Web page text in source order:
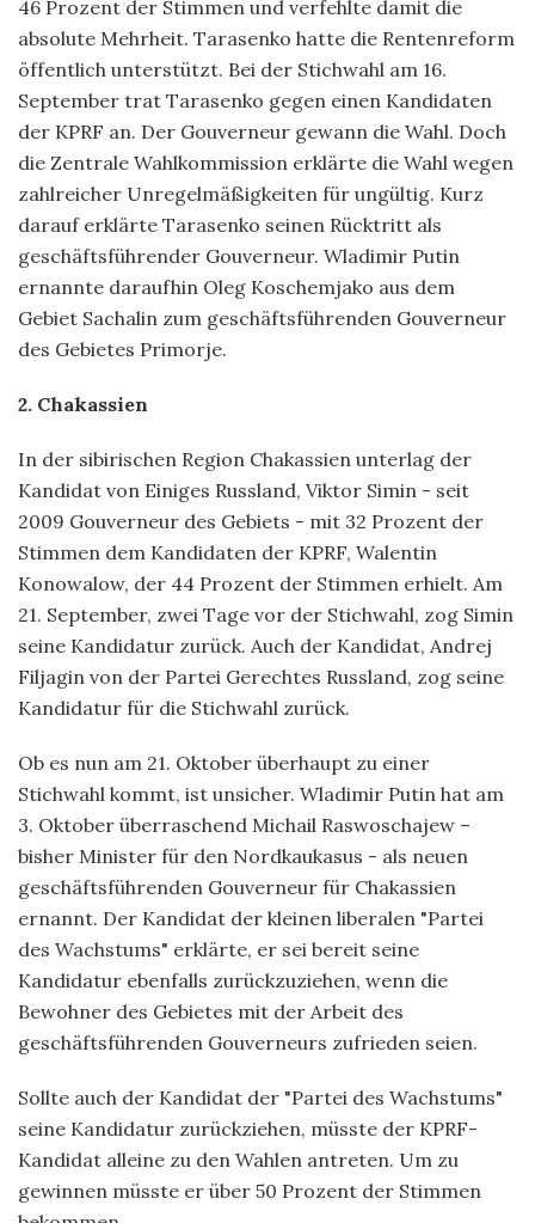
46 Prozent der Stimmen und verfehlte damit die
absolute Mehrheit. Tarasenko hatte die Rentenreform
öffentlich unterstützt. Bei der Stichwahl am 16.
September trat Tarasenko gegen einen Kandidaten
der KPRF an. Der Gouverneur gewann die Wahl. Doch
die Zentrale Wahlkommission erklärte die Wahl wegen
zahlreicher Unregelmäßigkeiten für ungültig. Kurz
darauf erklärte Tarasenko seinen Rücktritt als
geschäftsführender Gouverneur. Wladimir Putin
ernannte daraufhin Oleg Koschemjako aus dem
Gebiet Sachalin zum geschäftsführenden Gouverneur
des Gebietes Primorje.
2. Chakassien
In der sibirischen Region Chakassien unterlag der
Kandidat von Einiges Russland, Viktor Simin - seit
2009 Gouverneur des Gebiets - mit 32 Prozent der
Stimmen dem Kandidaten der KPRF, Walentin
Konowalow, der 44 Prozent der Stimmen erhielt. Am
21. September, zwei Tage vor der Stichwahl, zog Simin
seine Kandidatur zurück. Auch der Kandidat, Andrej
Filjagin von der Partei Gerechtes Russland, zog seine
Kandidatur für die Stichwahl zurück.
Ob es nun am 21. Oktober überhaupt zu einer
Stichwahl kommt, ist unsicher. Wladimir Putin hat am
3. Oktober überraschend Michail Raswoschajew –
bisher Minister für den Nordkaukasus - als neuen
geschäftsführenden Gouverneur für Chakassien
ernannt. Der Kandidat der kleinen liberalen "Partei
des Wachstums" erklärte, er sei bereit seine
Kandidatur ebenfalls zurückzuziehen, wenn die
Bewohner des Gebietes mit der Arbeit des
geschäftsführenden Gouverneurs zufrieden seien.
Sollte auch der Kandidat der "Partei des Wachstums"
seine Kandidatur zurückziehen, müsste der KPRF-
Kandidat alleine zu den Wahlen antreten. Um zu
gewinnen müsste er über 50 Prozent der Stimmen